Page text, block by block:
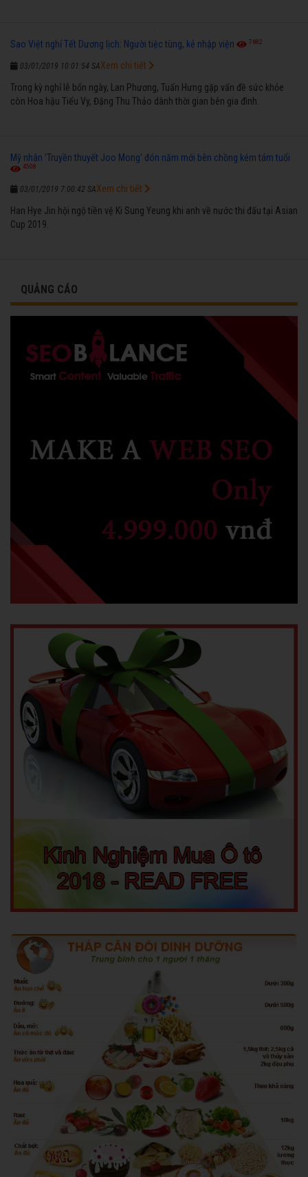
Sao Việt nghỉ Tết Dương lịch: Người tiệc tùng, kẻ nhập viện 7682
03/01/2019 10:01:54 SA
Trong kỳ nghỉ lễ bốn ngày, Lan Phương, Tuấn Hưng gặp vấn đề sức khỏe
còn Hoa hậu Tiểu Vy, Đặng Thu Thảo dành thời gian bên gia đình.
Xem chi tiết
Mỹ nhân 'Truyền thuyết Joo Mong' đón năm mới bên chồng kém tám tuổi
4508
03/01/2019 7:00:42 SA
Han Hye Jin hội ngộ tiền vệ Ki Sung Yeung khi anh về nước thi đấu tại Asian
Cup 2019.
Xem chi tiết
QUẢNG CÁO